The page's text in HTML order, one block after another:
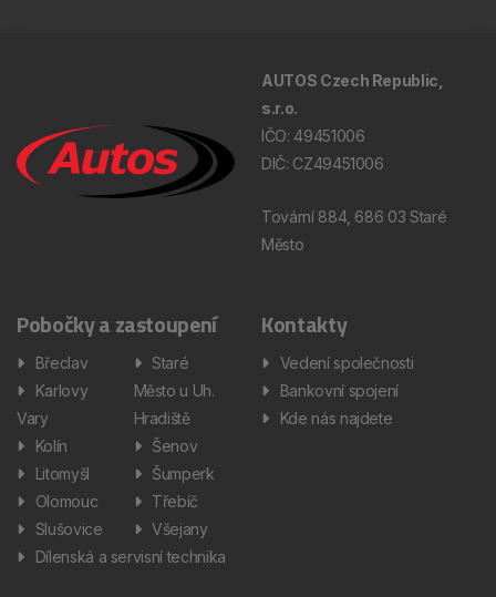
AUTOS Czech Republic,
s.r.o.
IČO: 49451006
DIČ: CZ49451006
Tovární 884, 686 03 Staré
Město
Pobočky a zastoupení
Břeclav
Karlovy
Vary
Kolín
Litomyšl
Olomouc
Slušovice
Staré
Město u Uh.
Hradiště
Šenov
Šumperk
Třebíč
Všejany
Dílenská a servisní technika
Kontakty
Vedení společnosti
Bankovní spojení
Kde nás najdete